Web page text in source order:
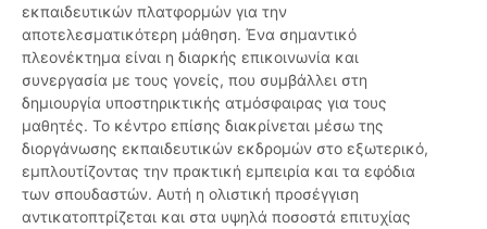
εκπαιδευτικών πλατφορμών για την
αποτελεσματικότερη μάθηση. Ένα σημαντικό
πλεονέκτημα είναι η διαρκής επικοινωνία και
συνεργασία με τους γονείς, που συμβάλλει στη
δημιουργία υποστηρικτικής ατμόσφαιρας για τους
μαθητές. Το κέντρο επίσης διακρίνεται μέσω της
διοργάνωσης εκπαιδευτικών εκδρομών στο εξωτερικό,
εμπλουτίζοντας την πρακτική εμπειρία και τα εφόδια
των σπουδαστών. Αυτή η ολιστική προσέγγιση
αντικατοπτρίζεται και στα υψηλά ποσοστά επιτυχίας